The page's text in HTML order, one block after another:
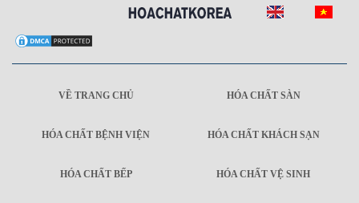
VỀ TRANG CHỦ HÓA CHẤT SÀN
HÓA CHẤT BỆNH VIỆN HÓA CHẤT KHÁCH SẠN
HÓA CHẤT BẾP HÓA CHẤT VỆ SINH